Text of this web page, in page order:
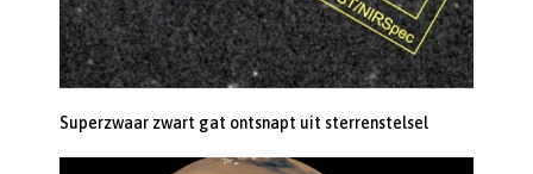
Superzwaar zwart gat ontsnapt uit sterrenstelsel